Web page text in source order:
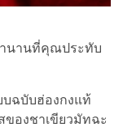
นานที่คุณประทับ
ฉบับฮ่องกงแท้
ของชาเขียวมัทฉะ